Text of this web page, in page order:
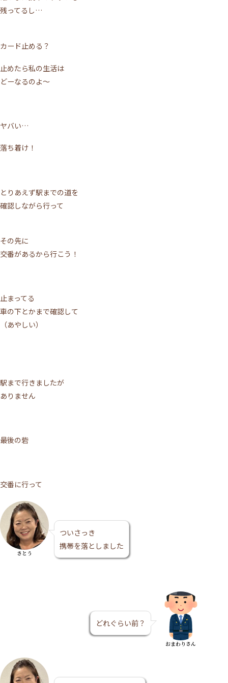
ACCESS
BRIDAL
残ってるし…
カード止める？
止めたら私の生活は
どーなるのよ～
ヤバい…
落ち着け！
とりあえず駅までの道を
確認しながら行って
その先に
交番があるから行こう！
止まってる
車の下とかまで確認して
（あやしい）
駅まで行きましたが
ありません
最後の砦
交番に行って
さとう
ついさっき
携帯を落としました
どれぐらい前？
おまわりさん